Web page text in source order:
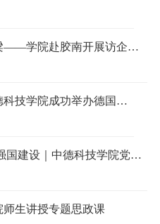
聚力校企共育，搭建协同桥梁——学院赴胶南开展访企拓岗专项调研
以模促练，赋能深造——中德科技学院成功举办德国高校模拟面试活动
坚守立德树人初心 赋能教育强国建设｜中德科技学院党委书记韩海青讲授专题党课
生讲授专题思政课